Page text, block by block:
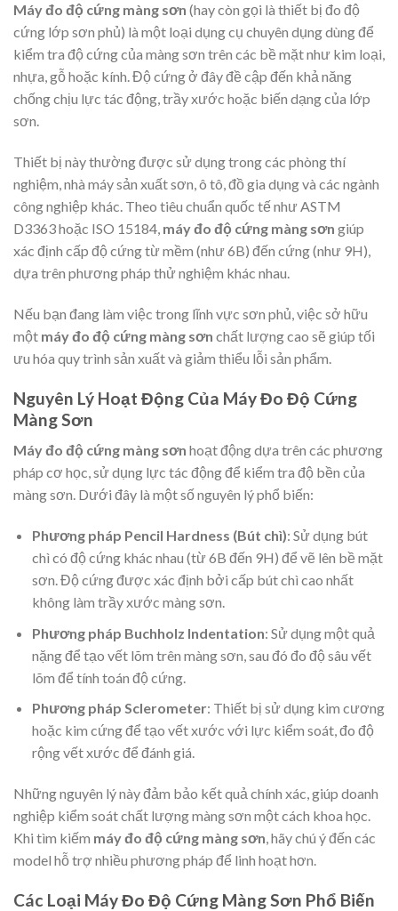
Máy đo độ cứng màng sơn (hay còn gọi là thiết bị đo độ
cứng lớp sơn phủ) là một loại dụng cụ chuyên dụng dùng để
kiểm tra độ cứng của màng sơn trên các bề mặt như kim loại,
nhựa, gỗ hoặc kính. Độ cứng ở đây đề cập đến khả năng
chống chịu lực tác động, trầy xước hoặc biến dạng của lớp
sơn.
Thiết bị này thường được sử dụng trong các phòng thí
nghiệm, nhà máy sản xuất sơn, ô tô, đồ gia dụng và các ngành
công nghiệp khác. Theo tiêu chuẩn quốc tế như ASTM
D3363 hoặc ISO 15184, máy đo độ cứng màng sơn giúp
xác định cấp độ cứng từ mềm (như 6B) đến cứng (như 9H),
dựa trên phương pháp thử nghiệm khác nhau.
Nếu bạn đang làm việc trong lĩnh vực sơn phủ, việc sở hữu
một máy đo độ cứng màng sơn chất lượng cao sẽ giúp tối
ưu hóa quy trình sản xuất và giảm thiểu lỗi sản phẩm.
Nguyên Lý Hoạt Động Của Máy Đo Độ Cứng
Màng Sơn
Máy đo độ cứng màng sơn hoạt động dựa trên các phương
pháp cơ học, sử dụng lực tác động để kiểm tra độ bền của
màng sơn. Dưới đây là một số nguyên lý phổ biến:
Phương pháp Pencil Hardness (Bút chì): Sử dụng bút
chì có độ cứng khác nhau (từ 6B đến 9H) để vẽ lên bề mặt
sơn. Độ cứng được xác định bởi cấp bút chì cao nhất
không làm trầy xước màng sơn.
Phương pháp Buchholz Indentation: Sử dụng một quả
nặng để tạo vết lõm trên màng sơn, sau đó đo độ sâu vết
lõm để tính toán độ cứng.
Phương pháp Sclerometer: Thiết bị sử dụng kim cương
hoặc kim cứng để tạo vết xước với lực kiểm soát, đo độ
rộng vết xước để đánh giá.
Những nguyên lý này đảm bảo kết quả chính xác, giúp doanh
nghiệp kiểm soát chất lượng màng sơn một cách khoa học.
Khi tìm kiếm máy đo độ cứng màng sơn, hãy chú ý đến các
model hỗ trợ nhiều phương pháp để linh hoạt hơn.
Các Loại Máy Đo Độ Cứng Màng Sơn Phổ Biến